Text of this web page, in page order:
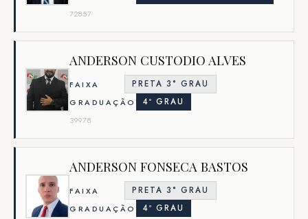
72857
ANDERSON CUSTODIO ALVES
FAIXA
PRETA 3° GRAU
GRADUAÇÃO
4º GRAU
39978
ANDERSON FONSECA BASTOS
FAIXA
PRETA 3° GRAU
GRADUAÇÃO
4º GRAU